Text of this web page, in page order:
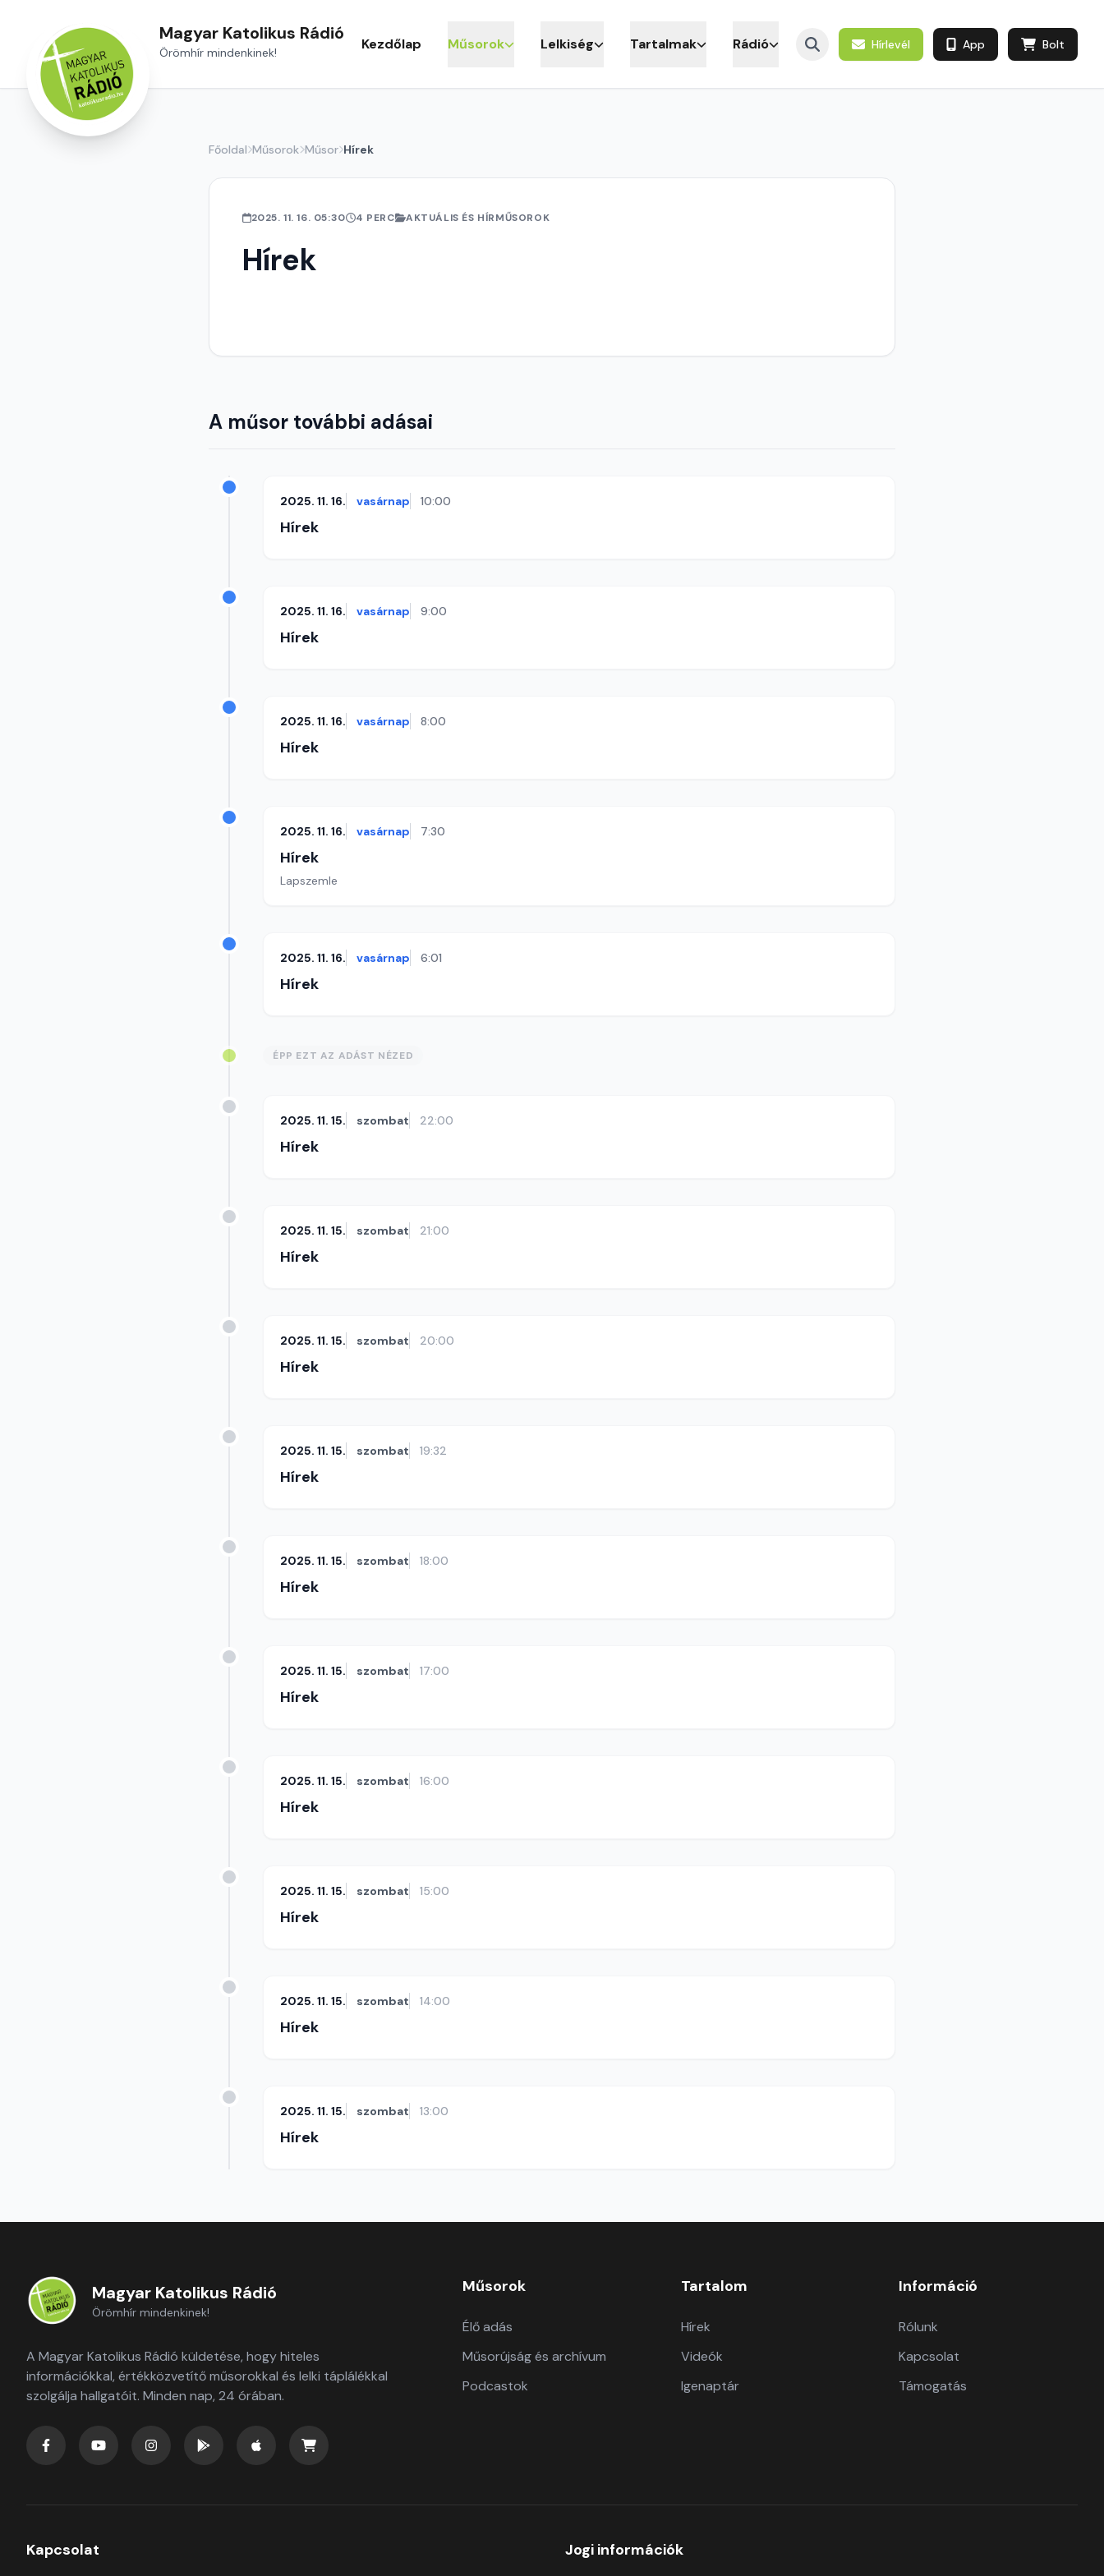
Magyar Katolikus Rádió
Örömhír mindenkinek! Kezdőlap Műsorok Lelkiség Tartalmak Rádió Hírlevél App Bolt
Főoldal Műsorok Műsor Hírek
2025. 11. 16. 05:30 4 PERC AKTUÁLIS ÉS HÍRMŰSOROK
Hírek
A műsor további adásai
2025. 11. 16. vasárnap 10:00
Hírek
2025. 11. 16. vasárnap 9:00
Hírek
2025. 11. 16. vasárnap 8:00
Hírek
2025. 11. 16. vasárnap 7:30
Hírek
Lapszemle
2025. 11. 16. vasárnap 6:01
Hírek
ÉPP EZT AZ ADÁST NÉZED
2025. 11. 15. szombat 22:00
Hírek
2025. 11. 15. szombat 21:00
Hírek
2025. 11. 15. szombat 20:00
Hírek
2025. 11. 15. szombat 19:32
Hírek
2025. 11. 15. szombat 18:00
Hírek
2025. 11. 15. szombat 17:00
Hírek
2025. 11. 15. szombat 16:00
Hírek
2025. 11. 15. szombat 15:00
Hírek
2025. 11. 15. szombat 14:00
Hírek
2025. 11. 15. szombat 13:00
Hírek
Magyar Katolikus Rádió
Örömhír mindenkinek!
A Magyar Katolikus Rádió küldetése, hogy hiteles
információkkal, értékközvetítő műsorokkal és lelki táplálékkal
szolgálja hallgatóit. Minden nap, 24 órában.
Műsorok
Élő adás
Műsorújság és archívum
Podcastok
Tartalom
Hírek
Videók
Igenaptár
Információ
Rólunk
Kapcsolat
Támogatás
Kapcsolat Jogi információk